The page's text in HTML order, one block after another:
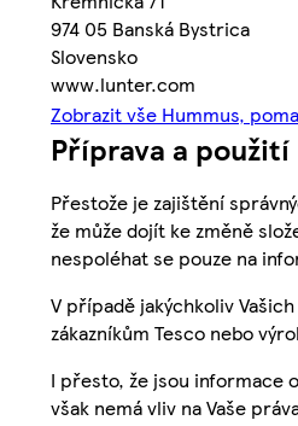
974 05 Banská Bystrica
Slovensko
www.lunter.com
Zobrazit vše Hummus,
Příprava a použití
Přestože je zajištění
že může dojít ke změně
nespoléhat se pouze na
V případě jakýchkoliv
zákazníkům Tesco nebo
I přesto, že jsou informace
však nemá vliv na Vaše